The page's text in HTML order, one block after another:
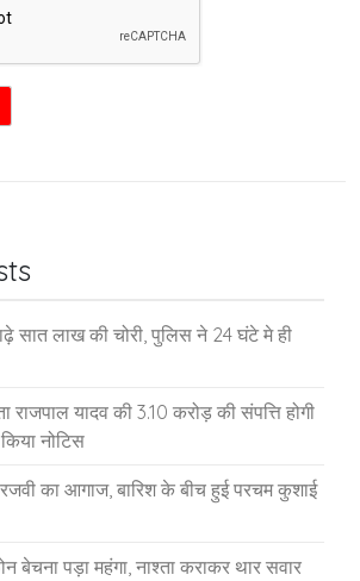
सात लाख की चोरी, पुलिस ने 24 घंटे मे ही
राजपाल यादव की 3.10 करोड़ की संपत्ति होगी
नोटिस
का आगाज, बारिश के बीच हुई परचम कुशाई
पड़ा महंगा, नाश्ता कराकर थार सवार